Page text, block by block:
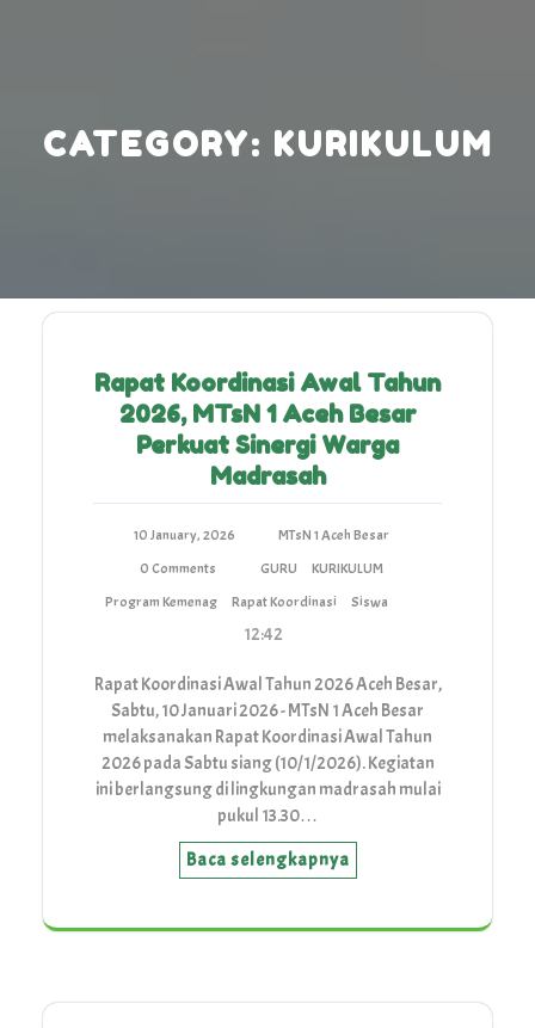
CATEGORY: KURIKULUM
Rapat Koordinasi Awal Tahun
2026, MTsN 1 Aceh Besar
Perkuat Sinergi Warga
Madrasah
10 January, 2026
MTsN 1 Aceh Besar
0 Comments
GURU
KURIKULUM
Program Kemenag
Rapat Koordinasi Siswa
12:42
Rapat Koordinasi Awal Tahun 2026 Aceh Besar,
Sabtu, 10 Januari 2026 - MTsN 1 Aceh Besar
melaksanakan Rapat Koordinasi Awal Tahun
2026 pada Sabtu siang (10/1/2026). Kegiatan
ini berlangsung di lingkungan madrasah mulai
pukul 13.30…
Baca selengkapnya